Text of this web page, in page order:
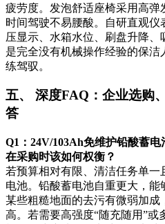
疲劳度。发泡舒适座椅采用高
时间驾驶不易腰酸。自研直观
压显示、水箱水位、刷盘升降
是完全没有机械操作经验的保
练驾驭。
五、 深度FAQ：企业选购
答
Q1：24V/103Ah免维护铅酸蓄
在采购时该如何权衡？
若预算相对有限、清洁任务单
电池。铅酸蓄电池自重更大，
某些粗糙地面的去污有微弱加
高。若需要高强度“随充随用”或